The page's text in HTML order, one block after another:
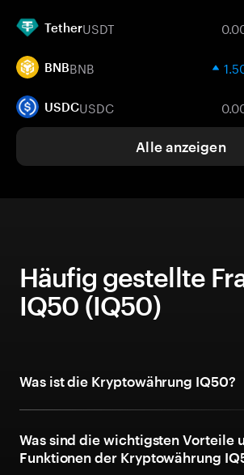
TetherUSDT
BNBBNB
USDCUSDC
Alle anzeigen
Häufig gestellte
IQ50 (IQ50)
Was ist die Kryptowährung IQ50?
Was sind die wichtigsten Vorteile
Funktionen der Kryptowährung